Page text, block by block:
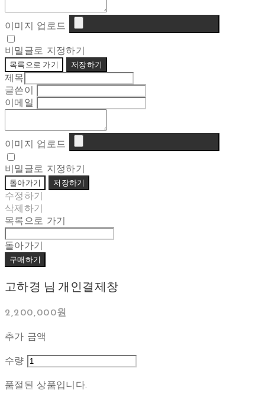
이미지 업로드
비밀글로 지정하기
목록으로 가기 저장하기
제목
글쓴이
이메일
이미지 업로드
비밀글로 지정하기
돌아가기 저장하기
수정하기
삭제하기
목록으로 가기
돌아가기
구매하기
고하경 님 개인결제창
2,200,000원
추가 금액
수량
품절된 상품입니다.